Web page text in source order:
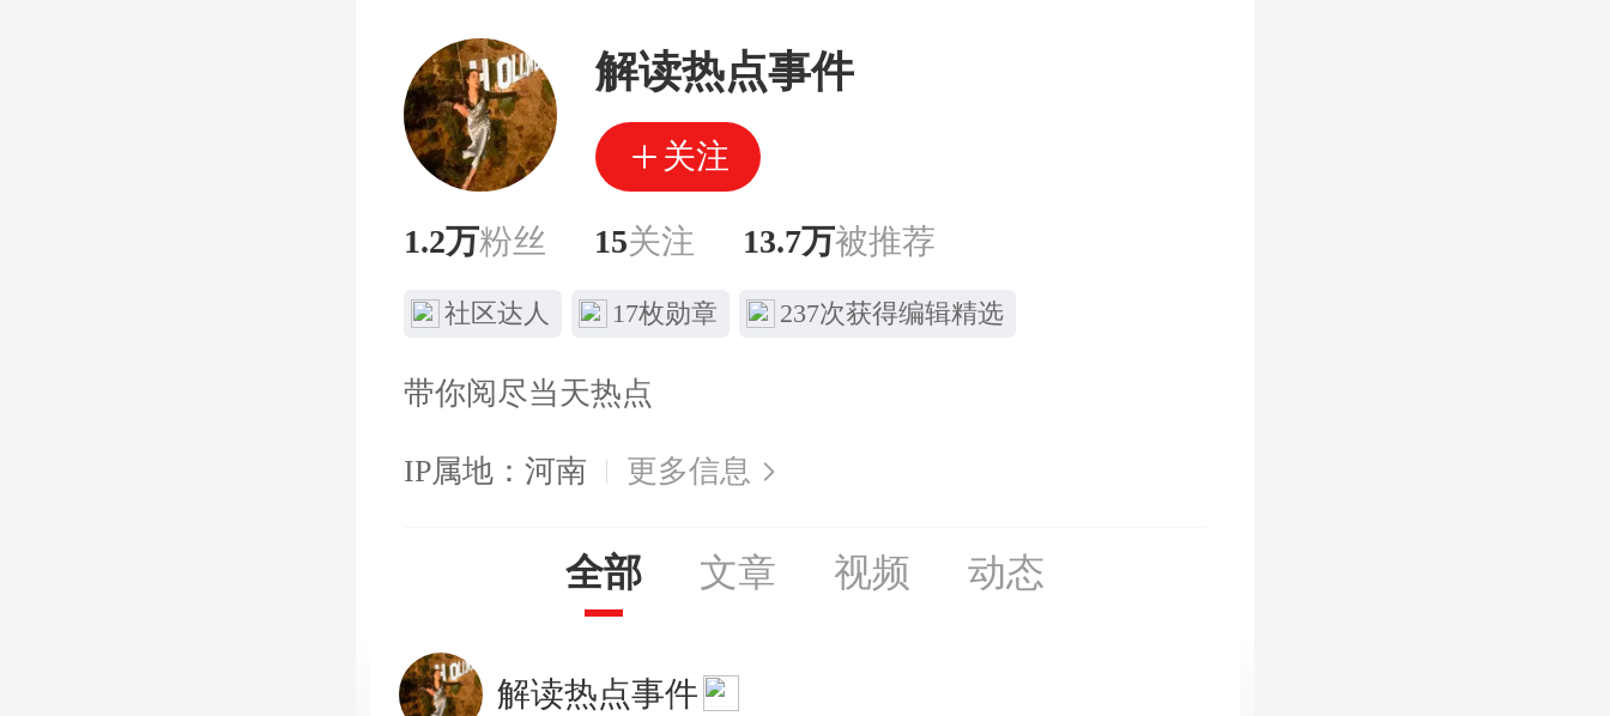
解读热点事件
关注
1.2万粉丝 15关注 13.7万被推荐
社区达人 17枚勋章 237次获得编辑精选
带你阅尽当天热点
IP属地：河南 更多信息
全部 文章 视频 动态
解读热点事件